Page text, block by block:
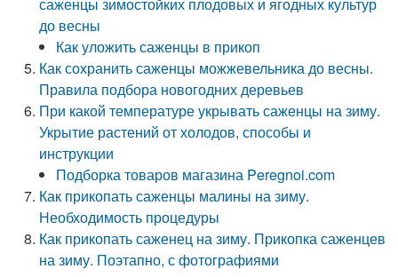
до весны
Как уложить саженцы в прикоп
Как сохранить саженцы можжевельника до весны.
Правила подбора новогодних деревьев
При какой температуре укрывать саженцы на зиму.
Укрытие растений от холодов, способы и
инструкции
Подборка товаров магазина Peregnoi.com
Как прикопать саженцы малины на зиму.
Необходимость процедуры
Как прикопать саженец на зиму. Прикопка саженцев
на зиму. Поэтапно, с фотографиями